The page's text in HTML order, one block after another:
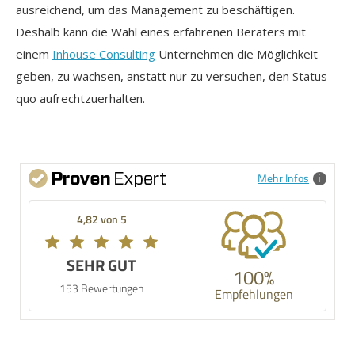
ausreichend, um das Management zu beschäftigen.
Deshalb kann die Wahl eines erfahrenen Beraters mit
einem Inhouse Consulting Unternehmen die Möglichkeit
geben, zu wachsen, anstatt nur zu versuchen, den Status
quo aufrechtzuerhalten.
Mehr Infos
4,82 von 5
SEHR GUT
153 Bewertungen 100%
Empfehlungen